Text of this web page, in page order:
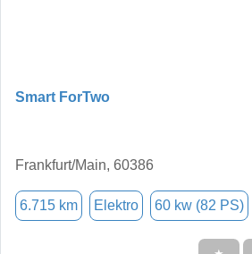
Smart ForTwo
Frankfurt/Main, 60386
6.715 km Elektro 60 kw (82 PS)